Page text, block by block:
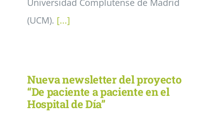
Universidad Complutense de Madrid
(UCM). [...]
Nueva newsletter del proyecto
“De paciente a paciente en el
Hospital de Día”